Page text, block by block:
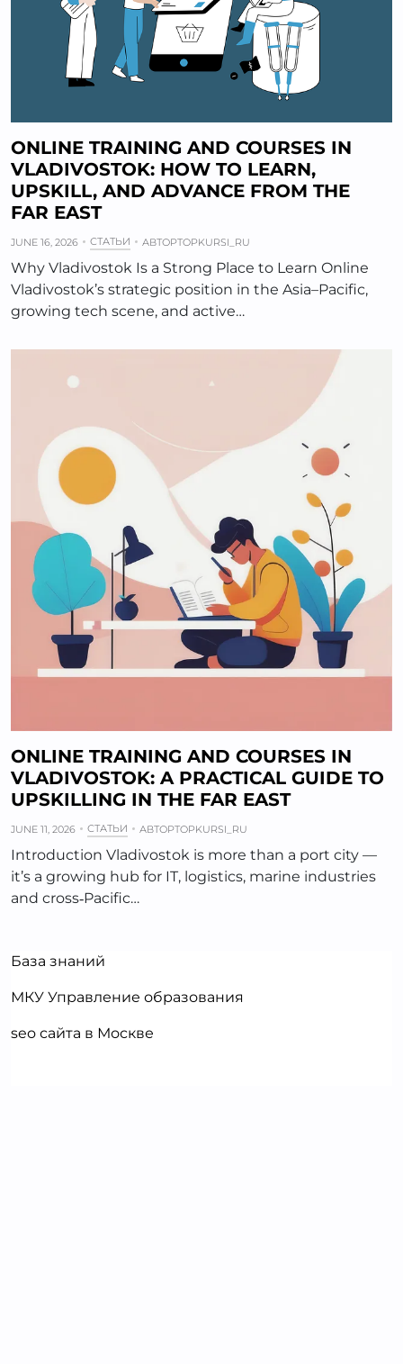
ONLINE TRAINING AND COURSES IN
VLADIVOSTOK: HOW TO LEARN,
UPSKILL, AND ADVANCE FROM THE
FAR EAST
JUNE 16, 2026 СТАТЬИ АВТОРTOPKURSI_RU
Why Vladivostok Is a Strong Place to Learn Online
Vladivostok’s strategic position in the Asia–Pacific,
growing tech scene, and active…
ONLINE TRAINING AND COURSES IN
VLADIVOSTOK: A PRACTICAL GUIDE TO
UPSKILLING IN THE FAR EAST
JUNE 11, 2026 СТАТЬИ АВТОРTOPKURSI_RU
Introduction Vladivostok is more than a port city —
it’s a growing hub for IT, logistics, marine industries
and cross‑Pacific…
База знаний
МКУ Управление образования
seo сайта в Москве